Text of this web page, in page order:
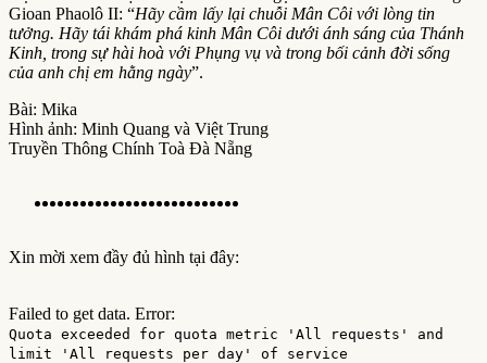
Gioan Phaolô II: “Hãy cầm lấy lại chuỗi Mân Côi với lòng tin
tưởng. Hãy tái khám phá kinh Mân Côi dưới ánh sáng của Thánh
Kinh, trong sự hài hoà với Phụng vụ và trong bối cảnh đời sống
của anh chị em hằng ngày”.
Bài: Mika
Hình ảnh: Minh Quang và Việt Trung
Truyền Thông Chính Toà Đà Nẵng
Xin mời xem đầy đủ hình tại đây:
Failed to get data. Error:
Quota exceeded for quota metric 'All requests' and
limit 'All requests per day' of service